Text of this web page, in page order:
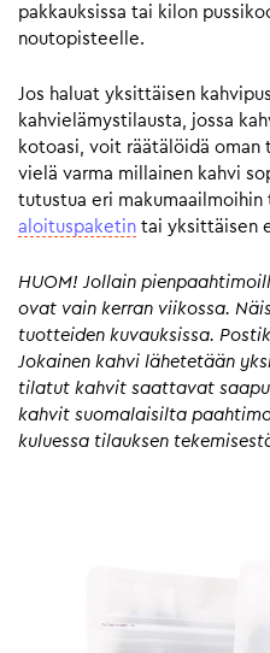
pakkauksissa tai kilon
noutopisteelle.
Jos haluat yksittäisen
kahvielämystilausta, jossa
kotoasi, voit räätälöidä oman
vielä varma millainen kahvi
tutustua eri makumaailmoihin
aloituspaketin tai yksittäisen
HUOM! Jollain
ovat vain kerran viikossa.
tuotteiden kuvauksissa.
Jokainen kahvi lähetetään
tilatut kahvit saattavat
kahvit suomalaisilta
kuluessa tilauksen